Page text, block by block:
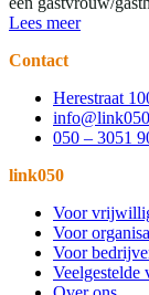
Lees meer
Contact
Herestraat
050 – 3051
link050
Voor
Voor
Voor
Veelgestelde